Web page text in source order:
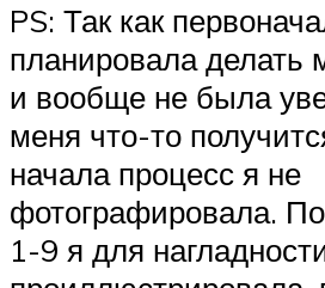
PS: Так как
планировала делать
и вообще не была
меня что-то
начала процесс я не
фотографировала.
1-9 я для